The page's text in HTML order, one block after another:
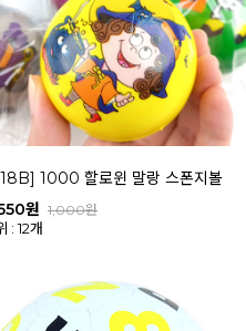
1000 할로윈 말랑 스폰지볼
원 1,000원
: 12개